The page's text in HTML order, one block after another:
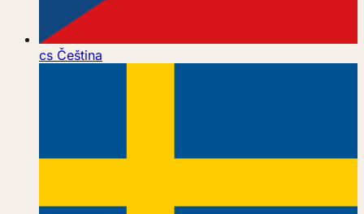
cs Čeština